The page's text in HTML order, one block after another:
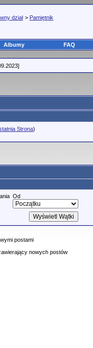
dział > Pamiętnik
Albumy FAQ
Strona)
Od
postami
nowych postów